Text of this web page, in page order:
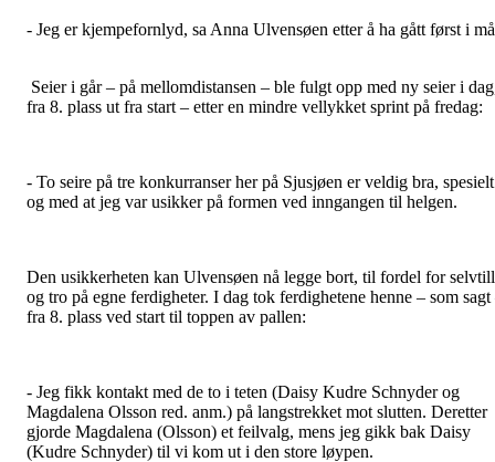
- Jeg er kjempefornlyd, sa Anna Ulvensøen etter å ha gått først i
Seier i går – på mellomdistansen – ble fulgt opp med ny seier i
fra 8. plass ut fra start – etter en mindre vellykket sprint på fredag:
- To seire på tre konkurranser her på Sjusjøen er veldig bra,
og med at jeg var usikker på formen ved inngangen til helgen.
Den usikkerheten kan Ulvensøen nå legge bort, til fordel for
og tro på egne ferdigheter. I dag tok ferdighetene henne – som sagt
fra 8. plass ved start til toppen av pallen:
- Jeg fikk kontakt med de to i teten (Daisy Kudre Schnyder og
Magdalena Olsson red. anm.) på langstrekket mot slutten. Deretter
gjorde Magdalena (Olsson) et feilvalg, mens jeg gikk bak Daisy
(Kudre Schnyder) til vi kom ut i den store løypen.